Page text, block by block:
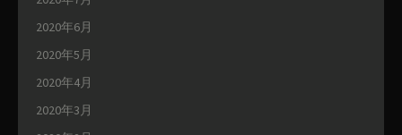
2020年6月
2020年5月
2020年4月
2020年3月